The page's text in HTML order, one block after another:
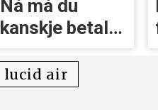
Nå må du
kanskje betale
slik igjen
lucid air